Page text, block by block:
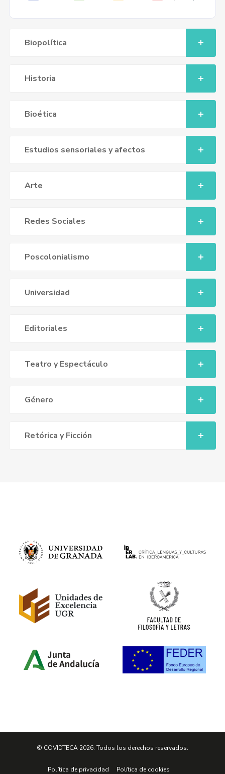
Biopolítica
Historia
Bioética
Estudios sensoriales y afectos
Arte
Redes Sociales
Poscolonialismo
Universidad
Editoriales
Teatro y Espectáculo
Género
Retórica y Ficción
© COVIDTECA 2026. Todos los derechos reservados.
Política de privacidad Política de cookies